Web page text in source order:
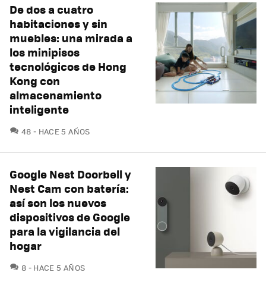
De dos a cuatro
habitaciones y sin
muebles: una mirada a
los minipisos
tecnológicos de Hong
Kong con
almacenamiento
inteligente
48 COMENTARIOS
HACE 5 AÑOS
Google Nest Doorbell y
Nest Cam con batería:
así son los nuevos
dispositivos de Google
para la vigilancia del
hogar
8 COMENTARIOS
HACE 5 AÑOS